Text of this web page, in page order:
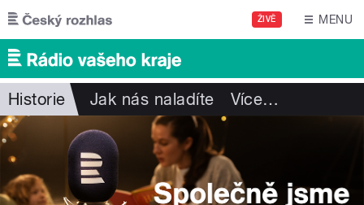
Přejít k hlavnímu obsahu
ŽIVĚ MENU
Historie Jak nás naladíte Více…